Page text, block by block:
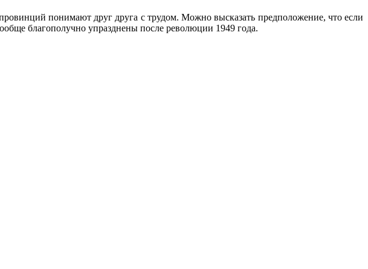
понимают друг друга с трудом. Можно высказать предположение, что если
благополучно упразднены после революции 1949 года.